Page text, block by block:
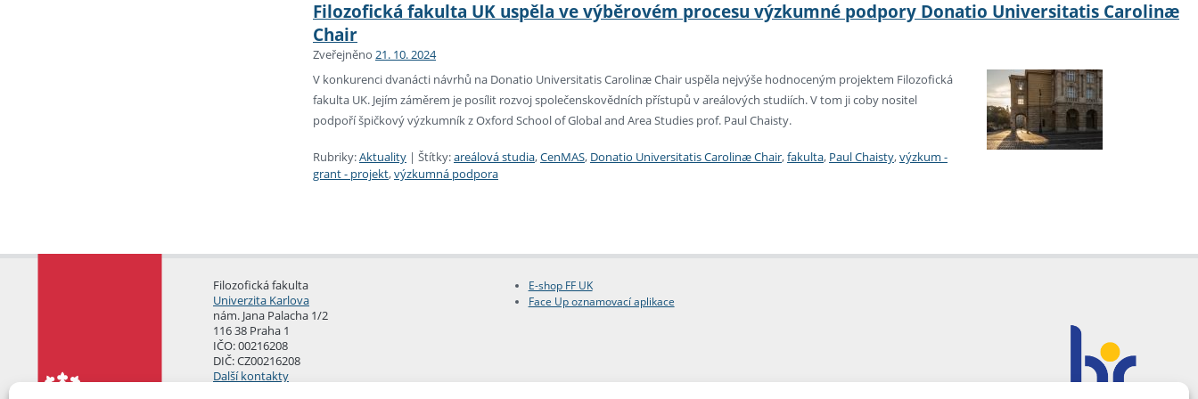
Filozofická fakulta UK uspěla ve výběrovém procesu výzkumné podpory Donatio Universitatis Carolinæ
Chair
Zveřejněno 21. 10. 2024
V konkurenci dvanácti návrhů na Donatio Universitatis Carolinæ Chair uspěla nejvýše hodnoceným projektem Filozofická
fakulta UK. Jejím záměrem je posílit rozvoj společenskovědních přístupů v areálových studiích. V tom ji coby nositel
podpoří špičkový výzkumník z Oxford School of Global and Area Studies prof. Paul Chaisty.
Rubriky:Aktuality | Štítky:areálová studia,CenMAS, Donatio Universitatis Carolinæ Chair,fakulta, Paul Chaisty,výzkum -
grant - projekt,výzkumná podpora
Filozofická fakulta
Univerzita Karlova
nám. Jana Palacha 1/2
116 38 Praha 1
IČO: 00216208
DIČ: CZ00216208
Další kontakty
E-shop FF UK
Face Up oznamovací aplikace